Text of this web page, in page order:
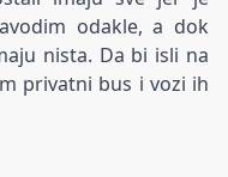
odakle, a dok
nista. Da bi isli na
privatni bus i vozi ih